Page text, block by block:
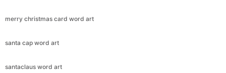
merry christmas card word art
santa cap word art
santaclaus word art